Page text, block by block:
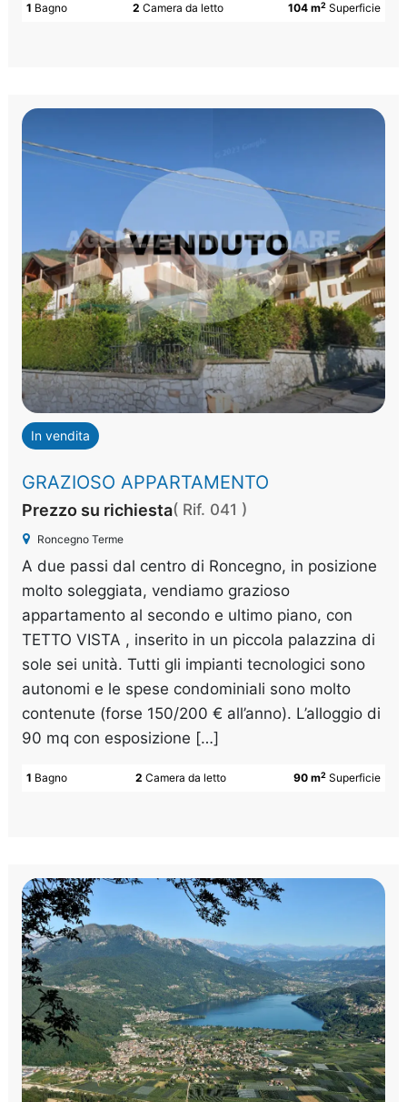
104 m2 Superficie
2 Camera da letto
1 Bagno
In vendita
GRAZIOSO APPARTAMENTO
Prezzo su richiesta( Rif. 041 )
Roncegno Terme
A due passi dal centro di Roncegno, in posizione
molto soleggiata, vendiamo grazioso
appartamento al secondo e ultimo piano, con
TETTO VISTA , inserito in un piccola palazzina di
sole sei unità. Tutti gli impianti tecnologici sono
autonomi e le spese condominiali sono molto
contenute (forse 150/200 € all’anno). L’alloggio di
90 mq con esposizione […]
90 m2 Superficie
2 Camera da letto
1 Bagno